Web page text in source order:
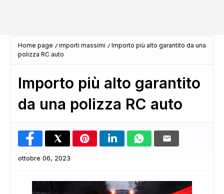
Home page importi massimi
Importo più alto garantito da una
polizza RC auto
Importo più alto garantito
da una polizza RC auto
ottobre 06, 2023